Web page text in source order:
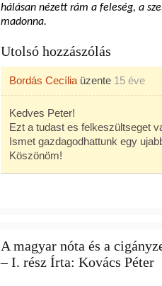
hálásan nézett rám a feleség, a
madonna.
Utolsó hozzászólás
Bordás Cecília üzente 15 éve
Kedves Peter!
Ezt a tudast es felkeszültseget
Ismet gazdagodhattunk egy
Köszönöm!
A magyar nóta és a
– I. rész Írta: Kovács Péter